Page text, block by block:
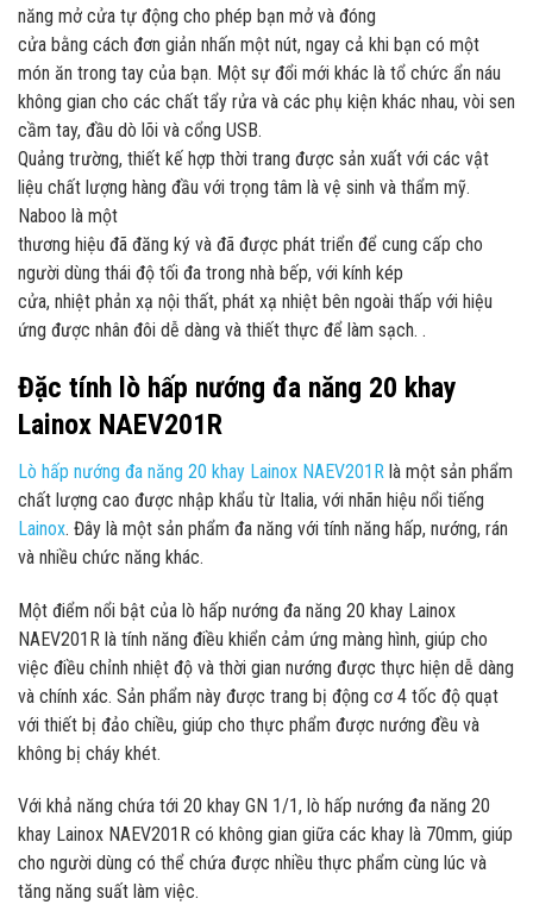
năng mở cửa tự động cho phép bạn mở và đóng
cửa bằng cách đơn giản nhấn một nút, ngay cả khi bạn có một
món ăn trong tay của bạn. Một sự đổi mới khác là tổ chức ẩn náu
không gian cho các chất tẩy rửa và các phụ kiện khác nhau, vòi sen
cầm tay, đầu dò lõi và cổng USB.
Quảng trường, thiết kế hợp thời trang được sản xuất với các vật
liệu chất lượng hàng đầu với trọng tâm là vệ sinh và thẩm mỹ.
Naboo là một
thương hiệu đã đăng ký và đã được phát triển để cung cấp cho
người dùng thái độ tối đa trong nhà bếp, với kính kép
cửa, nhiệt phản xạ nội thất, phát xạ nhiệt bên ngoài thấp với hiệu
ứng được nhân đôi dễ dàng và thiết thực để làm sạch. .
Đặc tính lò hấp nướng đa năng 20 khay
Lainox NAEV201R
Lò hấp nướng đa năng 20 khay Lainox NAEV201R là một sản phẩm
chất lượng cao được nhập khẩu từ Italia, với nhãn hiệu nổi tiếng
Lainox. Đây là một sản phẩm đa năng với tính năng hấp, nướng, rán
và nhiều chức năng khác.
Một điểm nổi bật của lò hấp nướng đa năng 20 khay Lainox
NAEV201R là tính năng điều khiển cảm ứng màng hình, giúp cho
việc điều chỉnh nhiệt độ và thời gian nướng được thực hiện dễ dàng
và chính xác. Sản phẩm này được trang bị động cơ 4 tốc độ quạt
với thiết bị đảo chiều, giúp cho thực phẩm được nướng đều và
không bị cháy khét.
Với khả năng chứa tới 20 khay GN 1/1, lò hấp nướng đa năng 20
khay Lainox NAEV201R có không gian giữa các khay là 70mm, giúp
cho người dùng có thể chứa được nhiều thực phẩm cùng lúc và
tăng năng suất làm việc.